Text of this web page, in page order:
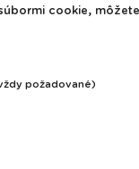
cookie,
požadované)